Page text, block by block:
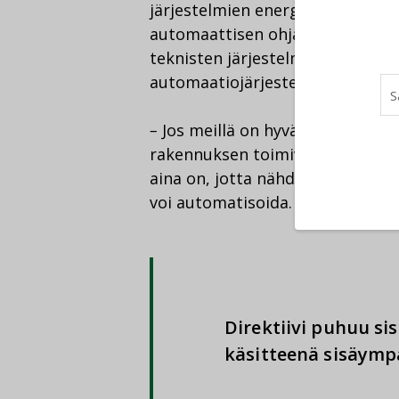
järjestelmien
automaattisen ohjauksen
teknisten järjestelmien
automaatiojärjestelmiin
– Jos meillä on hyvät
rakennuksen toimivuutta
aina on, jotta nähdään
voi automatisoida.
Direktiivi puhuu
käsitteenä